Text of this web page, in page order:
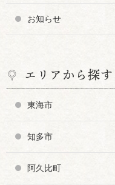
お知らせ
エリアから探す
東海市
知多市
阿久比町